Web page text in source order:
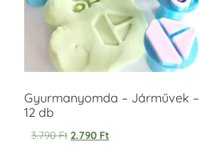
Gyurmanyomda – Járművek –
12 db
3.790Ft 2.790 Ft